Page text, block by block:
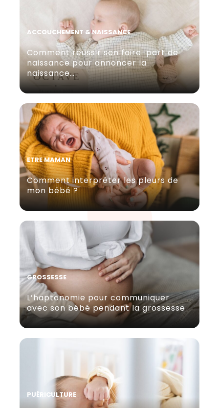
ACCOUCHEMENT & NAISSANCE
Comment réussir son faire-part de
naissance pour annoncer la
naissance…
ETRE MAMAN
Comment interpréter les pleurs de
mon bébé ?
GROSSESSE
L’haptonomie pour communiquer
avec son bébé pendant la grossesse
PUÉRICULTURE